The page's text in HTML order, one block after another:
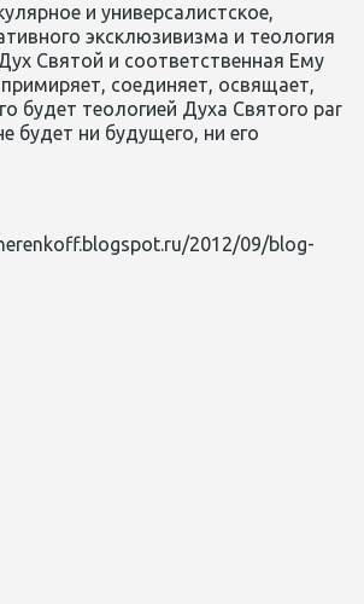
и универсалистское,
эксклюзивизма и теология
Святой и соответственная Ему
соединяет, освящает,
будет теологией Духа Святого par
будет ни будущего, ни его
2012/09/blog-